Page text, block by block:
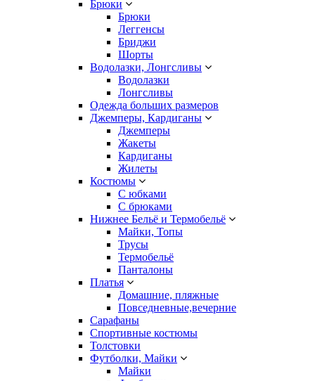
Брюки
Брюки
Леггенсы
Бриджи
Шорты
Водолазки, Лонгсливы
Водолазки
Лонгсливы
Одежда больших размеров
Джемперы, Кардиганы
Джемперы
Жакеты
Кардиганы
Жилеты
Костюмы
С юбками
С брюками
Нижнее Бельё и Термобельё
Майки, Топы
Трусы
Термобельё
Панталоны
Платья
Домашние, пляжные
Повседневные,вечерние
Сарафаны
Спортивные костюмы
Толстовки
Футболки, Майки
Майки